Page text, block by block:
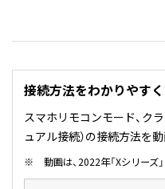
接続方法をわかりやすく
スマホリモコンモード、ク
ュアル接続）の接続方法を動
※ 動画は、2022年「Xシリーズ